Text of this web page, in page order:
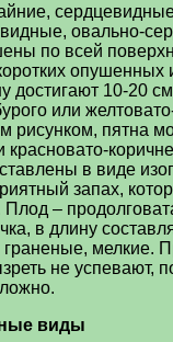
овально-
по всей
опушенных
достигают 10-20
или
рисунком, пятна
красновато-
в виде
запах,
–
в длину
мелкие.
не успевают,
виды